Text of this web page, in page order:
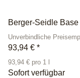
Berger-Seidle
Unverbindliche
93,94 € *
93,94 € pro 1 l
Sofort verfügbar